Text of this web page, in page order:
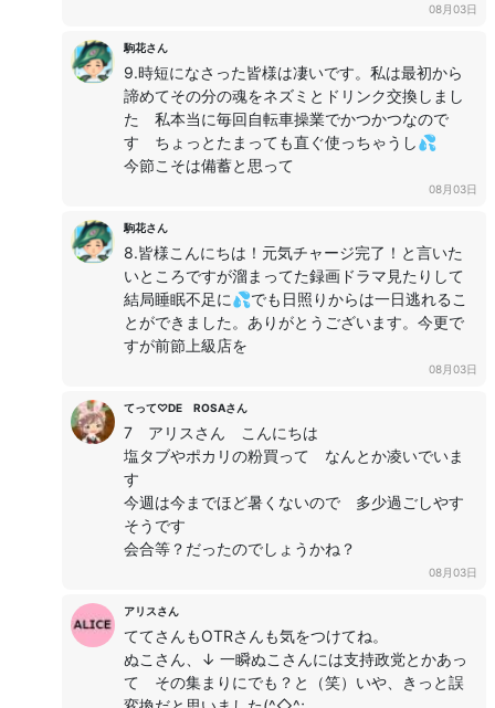
08月03日
駒花さん
9.時短になさった皆様は凄いです。私は最初から
諦めてその分の魂をネズミとドリンク交換しまし
た 私本当に毎回自転車操業でかつかつなので
す ちょっとたまっても直ぐ使っちゃうし💦
今節こそは備蓄と思って
08月03日
駒花さん
8.皆様こんにちは！元気チャージ完了！と言いた
いところですが溜まってた録画ドラマ見たりして
結局睡眠不足に💦でも日照りからは一日逃れるこ
とができました。ありがとうございます。今更で
すが前節上級店を
08月03日
てって♡DE ROSAさん
7 アリスさん こんにちは
塩タブやポカリの粉買って なんとか凌いでいま
す
今週は今までほど暑くないので 多少過ごしやす
そうです
会合等？だったのでしょうかね？
08月03日
アリスさん
ててさんもOTRさんも気をつけてね。
ぬこさん、↓ 一瞬ぬこさんには支持政党とかあっ
て その集まりにでも？と（笑）いや、きっと誤